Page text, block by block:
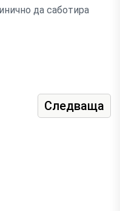
да саботира
Следваща